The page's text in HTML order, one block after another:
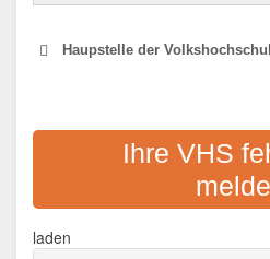
Haupstelle der
KVHS
Adresse:
Ihre VHS
laden